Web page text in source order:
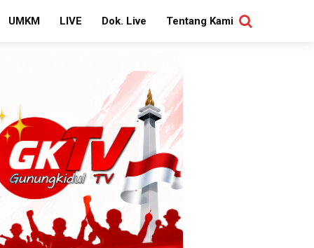
UMKM LIVE Dok. Live Tentang Kami
SEARCH